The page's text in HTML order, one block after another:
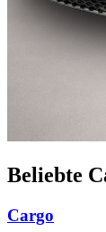
Beliebte
Cargo